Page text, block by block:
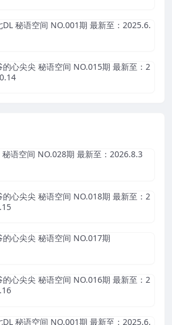
DL 秘语空间 NO.001期 最新至：2025.6.
的心尖尖 秘语空间 NO.015期 最新至：2
语空间 NO.028期 最新至：2026.8.3
的心尖尖 秘语空间 NO.018期 最新至：2
的心尖尖 秘语空间 NO.017期
的心尖尖 秘语空间 NO.016期 最新至：2
DL 秘语空间 NO.001期 最新至：2025.6.